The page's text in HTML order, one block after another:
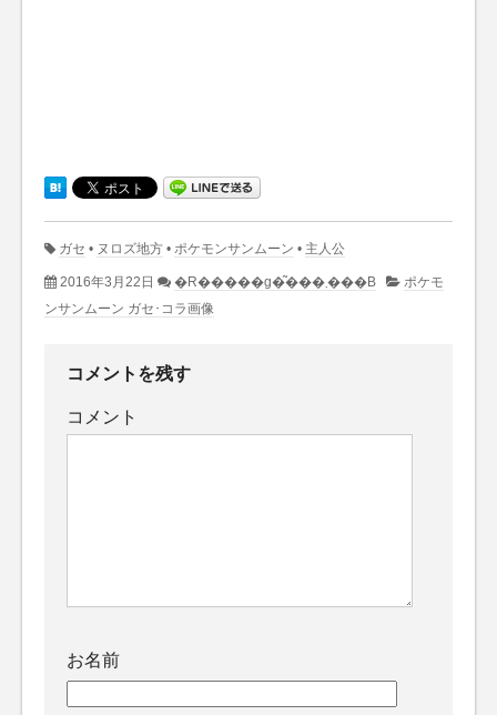
ガセ • ヌロズ地方 • ポケモンサンムーン • 主人公
2016年3月22日 �R�����g�͂���܂���B
ポケモ
ンサンムーン ガセ･コラ画像
コメントを残す
コメント
お名前